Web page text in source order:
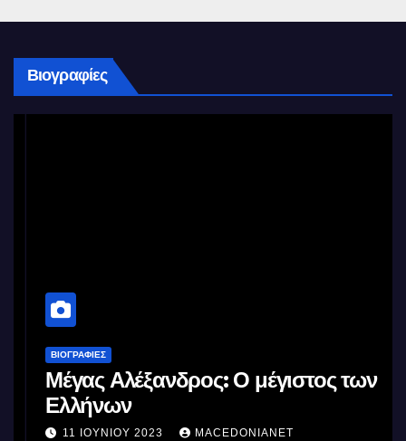
Βιογραφίες
ΒΙΟΓΡΑΦΊΕΣ
Μέγας Αλέξανδρος: Ο μέγιστος των
Ελλήνων
11 ΙΟΥΝΊΟΥ 2023 MACEDONIANET